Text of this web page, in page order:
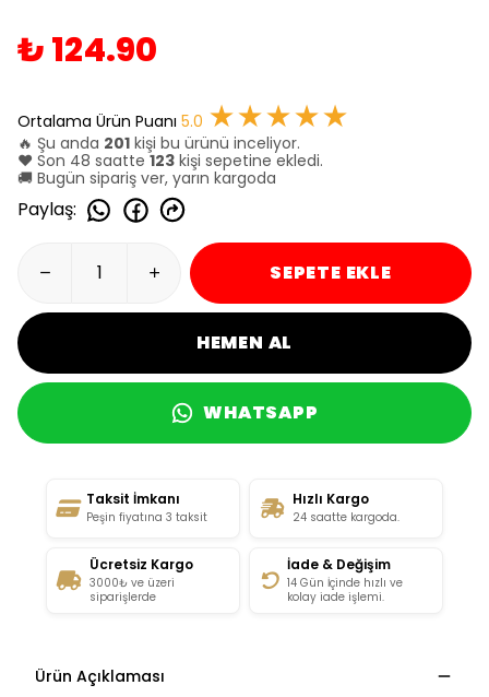
₺ 124.90
Ortalama Ürün Puanı 5.0 ★★★★★
🔥 Şu anda 201 kişi bu ürünü inceliyor.
❤️ Son 48 saatte123 kişi sepetine ekledi.
🚚 Bugün sipariş ver, yarın kargoda
Paylaş:
SEPETE EKLE
HEMEN AL
WHATSAPP
Taksit İmkanı
Peşin fiyatına 3 taksit
Hızlı Kargo
24 saatte kargoda.
Ücretsiz Kargo
3000₺ ve üzeri
siparişlerde
İade & Değişim
14 Gün İçinde hızlı ve
kolay iade işlemi.
Ürün Açıklaması